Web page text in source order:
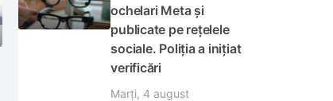
ochelari Meta și
publicate pe rețelele
sociale. Poliția a inițiat
verificări
Marți, 4 august